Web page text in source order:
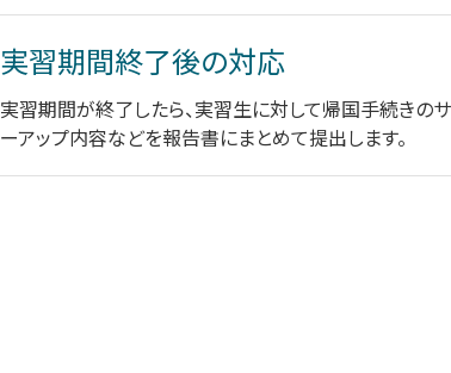
実習期間終了後の対応
実習期間が終了したら、実習生に対して帰国手続きの
ーアップ内容などを報告書にまとめて提出します。